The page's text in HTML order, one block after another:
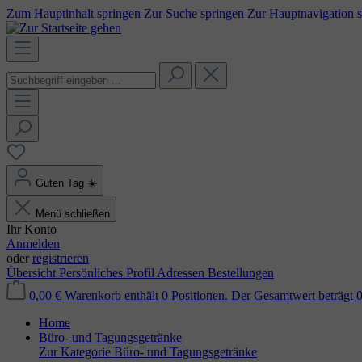
Zum Hauptinhalt springen Zur Suche springen Zur Hauptnavigation
Guten Tag ☀️
Menü schließen
Ihr Konto
Anmelden
oder registrieren
Übersicht Persönliches Profil Adressen Bestellungen
0,00 € Warenkorb enthält 0 Positionen. Der Gesamtwert beträgt
Home
Büro- und Tagungsgetränke
Zur Kategorie Büro- und Tagungsgetränke